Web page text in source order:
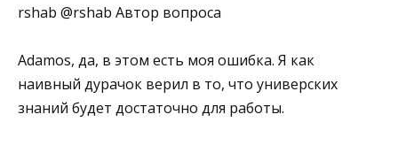
rshab @rshab Автор вопроса
Adamos, да, в этом есть моя ошибка. Я как
наивный дурачок верил в то, что универских
знаний будет достаточно для работы.